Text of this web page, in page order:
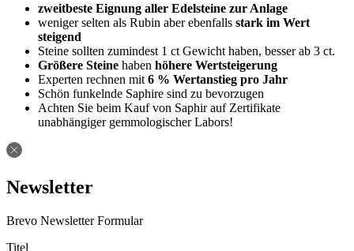
zweitbeste Eignung aller Edelsteine zur Anlage
weniger selten als Rubin aber ebenfalls stark im Wert
steigend
Steine sollten zumindest 1 ct Gewicht haben, besser ab 3 ct.
Größere Steine haben höhere Wertsteigerung
Experten rechnen mit 6 % Wertanstieg pro Jahr
Schön funkelnde Saphire sind zu bevorzugen
Achten Sie beim Kauf von Saphir auf Zertifikate
unabhängiger gemmologischer Labors!
Newsletter
Brevo Newsletter Formular
Titel